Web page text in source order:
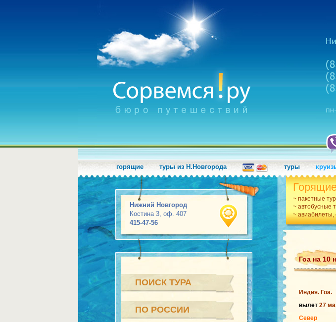
горящие туры из Н.Новгорода туры
Нижний Новгород
Костина 3, оф. 407
415-47-56
~ пакетные
~ автобусные
~ авиабилеты,
ПОИСК ТУРА
ПО РОССИИ
Гоа на 10
Индия. Гоа.
вылет 27
Север